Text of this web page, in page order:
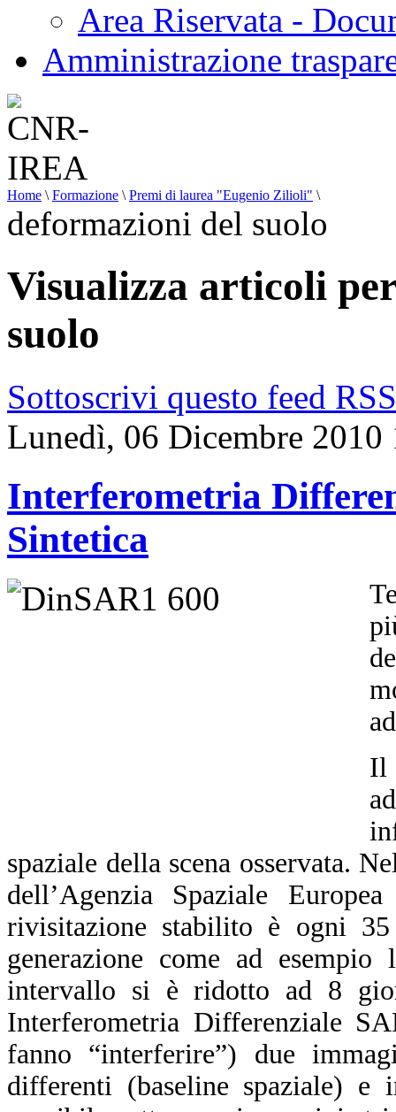
Area Riservata -
Amministrazione
Home \ Formazione \ Premi di laurea "Eugenio Zilioli" \
deformazioni del suolo
Visualizza articoli
suolo
Sottoscrivi questo feed RSS
Lunedì, 06 Dicembre 2010
Interferometria
Sintetica
Il
spaziale della scena osservata.
dell’Agenzia Spaziale
rivisitazione stabilito è ogni
generazione come ad
intervallo si è ridotto ad 8
Interferometria Differenziale
fanno “interferire”) due
differenti (baseline spaziale) e